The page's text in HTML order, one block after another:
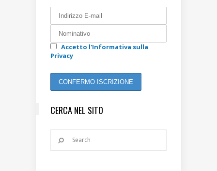
Accetto l'Informativa sulla
Privacy
CERCA NEL SITO